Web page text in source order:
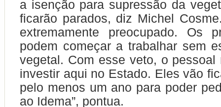
a isenção para supressão da
ficarão parados, diz Michel
extremamente preocupado. Os
podem começar a trabalhar sem
vegetal. Com esse veto, o pessoal
investir aqui no Estado. Eles vão
pelo menos um ano para poder
ao Idema”, pontua.